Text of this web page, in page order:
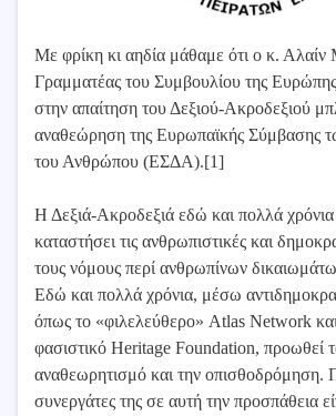
Με φρίκη κι αηδία μάθαμε ότι ο κ. Αλαίν
Γραμματέας του Συμβουλίου της Ευρώπης,
στην απαίτηση του Δεξιού-Ακροδεξιού
αναθεώρηση της Ευρωπαϊκής Σύμβασης
του Ανθρώπου (ΕΣΔΑ).[1]
Η Δεξιά-Ακροδεξιά εδώ και πολλά χρόνια
καταστήσει τις ανθρωπιστικές και
τους νόμους περί ανθρωπίνων
Εδώ και πολλά χρόνια, μέσω
όπως το «φιλελεύθερο» Atlas Network
φασιστικό Heritage Foundation, προωθεί
αναθεωρητισμό και την οπισθοδρόμηση.
συνεργάτες της σε αυτή την προσπάθεια